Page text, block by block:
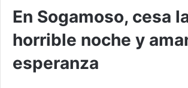
En Sogamoso, cesa
horrible noche y
esperanza